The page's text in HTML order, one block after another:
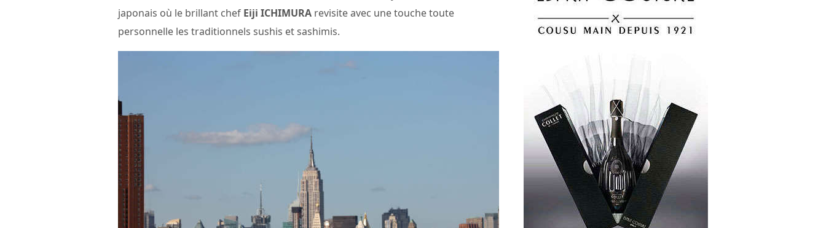
japonais où le brillant chef Eiji ICHIMURA revisite avec une touche toute
personnelle les traditionnels sushis et sashimis.